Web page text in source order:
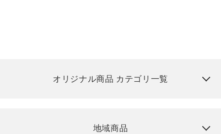
オリジナル商品 カテゴリ一覧
地域商品